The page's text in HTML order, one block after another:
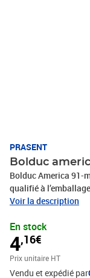
PRASENT
Bolduc
Bolduc America 91-
qualifié à
vos projets DIY. Le
parfait pour les
comme Noël,
Laissez-vous inspirer
et constatez par
Voir la description
En stock
4,16€
Prix unitaire HT
Vendu et expédié par